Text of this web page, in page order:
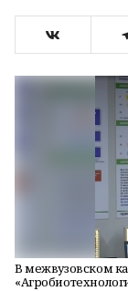
В межвузовском